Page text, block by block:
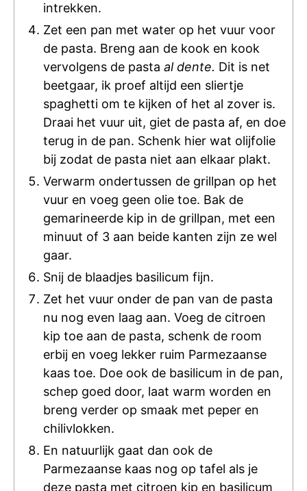
intrekken.
Zet een pan met water op het vuur voor
de pasta. Breng aan de kook en kook
vervolgens de pasta al dente. Dit is net
beetgaar, ik proef altijd een sliertje
spaghetti om te kijken of het al zover is.
Draai het vuur uit, giet de pasta af, en doe
terug in de pan. Schenk hier wat olijfolie
bij zodat de pasta niet aan elkaar plakt.
Verwarm ondertussen de grillpan op het
vuur en voeg geen olie toe. Bak de
gemarineerde kip in de grillpan, met een
minuut of 3 aan beide kanten zijn ze wel
gaar.
Snij de blaadjes basilicum fijn.
Zet het vuur onder de pan van de pasta
nu nog even laag aan. Voeg de citroen
kip toe aan de pasta, schenk de room
erbij en voeg lekker ruim Parmezaanse
kaas toe. Doe ook de basilicum in de pan,
schep goed door, laat warm worden en
breng verder op smaak met peper en
chilivlokken.
En natuurlijk gaat dan ook de
Parmezaanse kaas nog op tafel als je
deze pasta met citroen kip en basilicum